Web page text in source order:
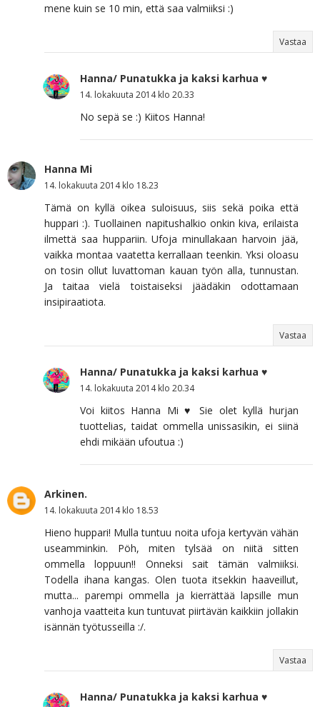
mene kuin se 10 min, että saa valmiiksi :)
Vastaa
Hanna/ Punatukka ja kaksi karhua ♥
14. lokakuuta 2014 klo 20.33
No sepä se :) Kiitos Hanna!
Hanna Mi
14. lokakuuta 2014 klo 18.23
Tämä on kyllä oikea suloisuus, siis sekä poika että
huppari :). Tuollainen napitushalkio onkin kiva, erilaista
ilmettä saa huppariin. Ufoja minullakaan harvoin jää,
vaikka montaa vaatetta kerrallaan teenkin. Yksi oloasu
on tosin ollut luvattoman kauan työn alla, tunnustan.
Ja taitaa vielä toistaiseksi jäädäkin odottamaan
insipiraatiota.
Vastaa
Hanna/ Punatukka ja kaksi karhua ♥
14. lokakuuta 2014 klo 20.34
Voi kiitos Hanna Mi ♥ Sie olet kyllä hurjan
tuottelias, taidat ommella unissasikin, ei siinä
ehdi mikään ufoutua :)
Arkinen.
14. lokakuuta 2014 klo 18.53
Hieno huppari! Mulla tuntuu noita ufoja kertyvän vähän
useamminkin. Pöh, miten tylsää on niitä sitten
ommella loppuun!! Onneksi sait tämän valmiiksi.
Todella ihana kangas. Olen tuota itsekkin haaveillut,
mutta... parempi ommella ja kierrättää lapsille mun
vanhoja vaatteita kun tuntuvat piirtävän kaikkiin jollakin
isännän työtusseilla :/.
Vastaa
Hanna/ Punatukka ja kaksi karhua ♥